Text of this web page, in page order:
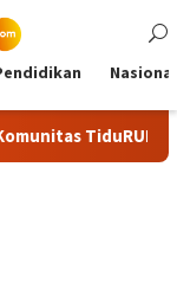
Nasional
Jajal Jalur